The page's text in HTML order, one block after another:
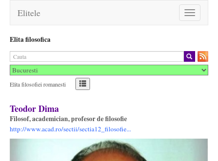
Toggle
navigation
Elitele
Elita filosofica
Elita filosofiei romanesti
Teodor Dima
Filosof, academician, profesor de filosofie
http://www.acad.ro/sectii/sectia12_filosofie...